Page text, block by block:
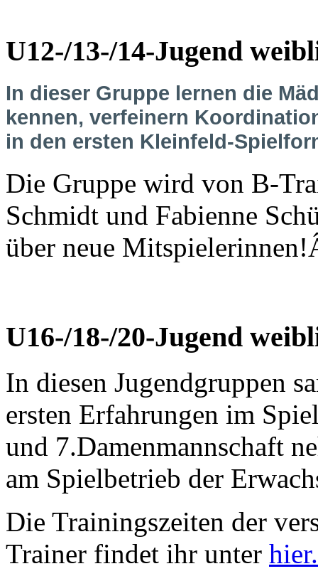
U12-/13-/14-Jugend
In dieser Gruppe lernen die
kennen, verfeinern
in den ersten Kleinfeld-
Die Gruppe wird von B-
Schmidt und Fabienne
über neue
U16-/18-/20-Jugend
In diesen Jugendgruppen
ersten Erfahrungen im
und 7.Damenmannschaft
am Spielbetrieb der
Die Trainingszeiten der
Trainer findet ihr unter hier.